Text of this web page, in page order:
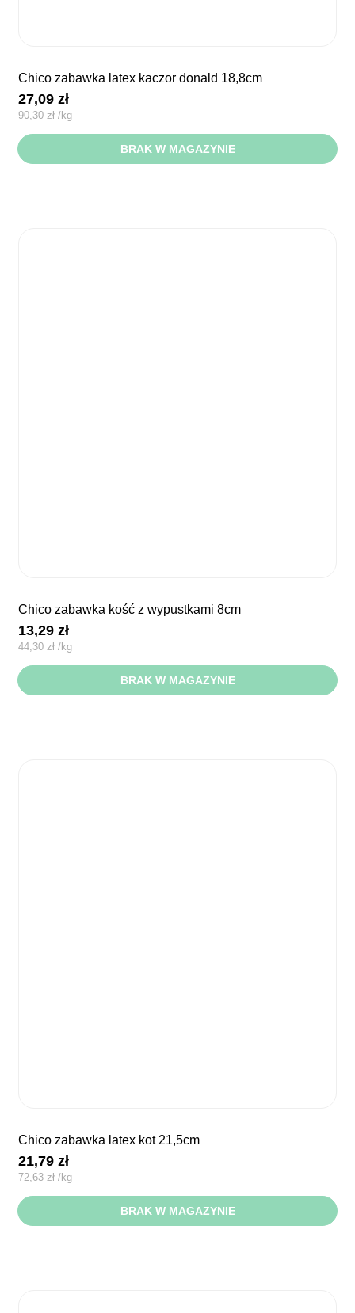
chico zabawka latex kaczor donald 18,8cm
27,09zł
90,30zł /kg
BRAK W MAGAZYNIE
chico zabawka kość z wypustkami 8cm
13,29zł
44,30 zł /kg
BRAK W MAGAZYNIE
chico zabawka latex kot 21,5cm
21,79zł
72,63 zł /kg
BRAK W MAGAZYNIE